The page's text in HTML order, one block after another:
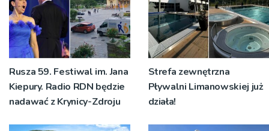
Rusza 59. Festiwal im. Jana
Kiepury. Radio RDN będzie
nadawać z Krynicy-Zdroju
Strefa zewnętrzna
Pływalni Limanowskiej już
działa!